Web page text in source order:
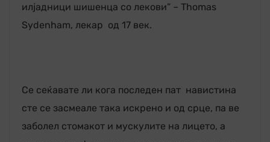
илјадници шишенца со лекови” – Thomas
Sydenham, лекар од 17 век.
Се сеќавате ли кога последен пат навистина
сте се засмеале така искрено и од срце, па ве
заболел стомакот и мускулите на лицето, а